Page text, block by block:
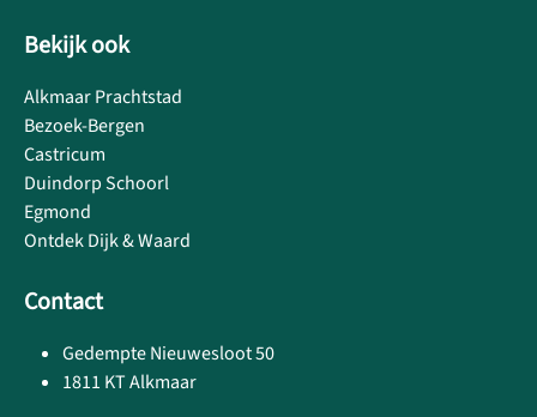
Bekijk ook
Alkmaar Prachtstad
Bezoek-Bergen
Castricum
Duindorp Schoorl
Egmond
Ontdek Dijk & Waard
Contact
Gedempte Nieuwesloot 50
1811 KT Alkmaar